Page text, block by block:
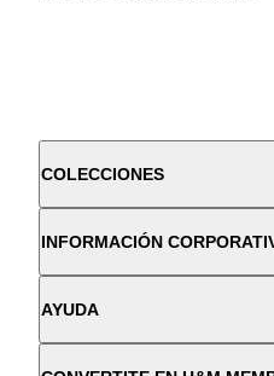
COLECCIONES
INFORMACIÓN
AYUDA